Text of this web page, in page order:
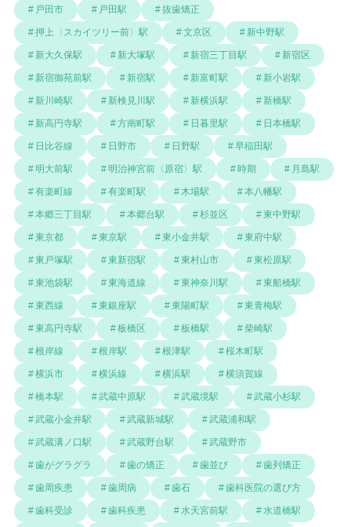
戸田市 戸田駅 抜歯矯正
押上〈スカイツリー前〉駅 文京区 新中野駅
新大久保駅 新大塚駅 新宿三丁目駅 新宿区
新宿御苑前駅 新宿駅 新富町駅 新小岩駅
新川崎駅 新検見川駅 新横浜駅 新橋駅
新高円寺駅 方南町駅 日暮里駅 日本橋駅
日比谷線 日野市 日野駅 早稲田駅
明大前駅 明治神宮前〈原宿〉駅 時期 月島駅
有楽町線 有楽町駅 木場駅 本八幡駅
本郷三丁目駅 本郷台駅 杉並区 東中野駅
東京都 東京駅 東小金井駅 東府中駅
東戸塚駅 東新宿駅 東村山市 東松原駅
東池袋駅 東海道線 東神奈川駅 東船橋駅
東西線 東銀座駅 東陽町駅 東青梅駅
東高円寺駅 板橋区 板橋駅 柴崎駅
根岸線 根岸駅 根津駅 桜木町駅
横浜市 横浜線 横浜駅 横須賀線
橋本駅 武蔵中原駅 武蔵境駅 武蔵小杉駅
武蔵小金井駅 武蔵新城駅 武蔵浦和駅
武蔵溝ノ口駅 武蔵野台駅 武蔵野市
歯がグラグラ 歯の矯正 歯並び 歯列矯正
歯周疾患 歯周病 歯石 歯科医院の選び方
歯科受診 歯科疾患 水天宮前駅 水道橋駅